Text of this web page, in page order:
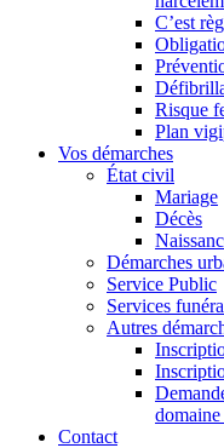
C’est
Risque
Plan
Vos démarches
État civil
Mariage
Décès
Démarches
Service Public
Services
Autres
Contact